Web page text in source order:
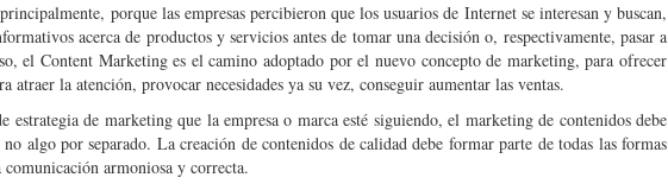
porque las empresas percibieron que los usuarios de Internet se interesan y buscan,
acerca de productos y servicios antes de tomar una decisión o, respectivamente, pasar a
el Content Marketing es el camino adoptado por el nuevo concepto de marketing, para ofrecer
atraer la atención, provocar necesidades ya su vez, conseguir aumentar las ventas.
estrategia de marketing que la empresa o marca esté siguiendo, el marketing de contenidos debe
algo por separado. La creación de contenidos de calidad debe formar parte de todas las formas
armoniosa y correcta.